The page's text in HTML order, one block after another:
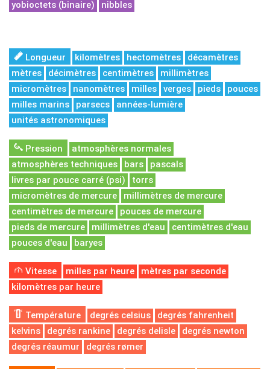
yobioctets (binaire)
nibbles
Longueur kilomètres hectomètres
décamètres
mètres
décimètres centimètres
millimètres
micromètres
nanomètres milles verges pieds
pouces
milles marins
parsecs
années-lumière
unités astronomiques
Pression
atmosphères normales
atmosphères techniques
bars
pascals
livres par pouce carré (psi)
torrs
micromètres de mercure
millimètres de mercure
centimètres de mercure
pouces de mercure
pieds de mercure
millimètres d'eau
centimètres d'eau
pouces d'eau
baryes
Vitesse milles par heure
mètres par seconde
kilomètres par heure
Température degrés celsius
degrés fahrenheit
kelvins
degrés rankine degrés delisle
degrés newton
degrés réaumur
degrés rømer